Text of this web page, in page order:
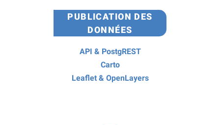
PUBLICATION DES
DONNÉES
API & PostgREST
Carto
Leaflet & OpenLayers